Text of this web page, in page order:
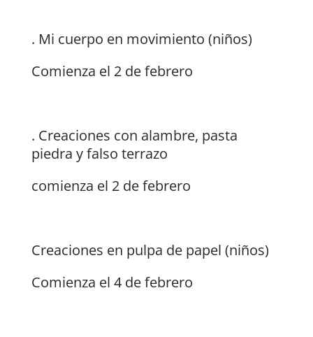
. Mi cuerpo en movimiento (niños)
Comienza el 2 de febrero
. Creaciones con alambre, pasta
piedra y falso terrazo
comienza el 2 de febrero
Creaciones en pulpa de papel (niños)
Comienza el 4 de febrero